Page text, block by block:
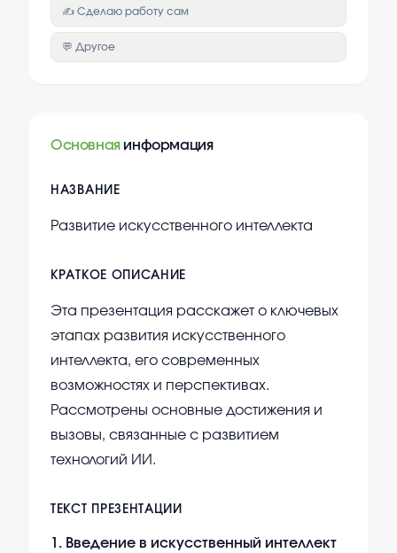
✍️ Сделаю работу сам
💬 Другое
Основная информация
НАЗВАНИЕ
Развитие искусственного интеллекта
КРАТКОЕ ОПИСАНИЕ
Эта презентация расскажет о ключевых
этапах развития искусственного
интеллекта, его современных
возможностях и перспективах.
Рассмотрены основные достижения и
вызовы, связанные с развитием
технологий ИИ.
ТЕКСТ ПРЕЗЕНТАЦИИ
1 . Введение в искусственный интеллект